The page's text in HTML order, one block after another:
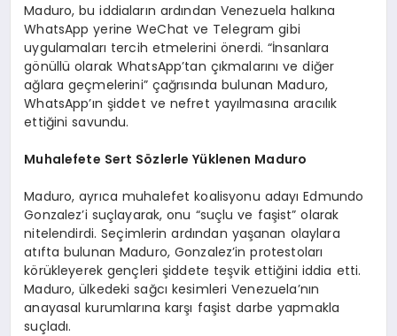
Maduro, bu iddiaların ardından Venezuela halkına
WhatsApp yerine WeChat ve Telegram gibi
uygulamaları tercih etmelerini önerdi. “İnsanlara
gönüllü olarak WhatsApp’tan çıkmalarını ve diğer
ağlara geçmelerini” çağrısında bulunan Maduro,
WhatsApp’ın şiddet ve nefret yayılmasına aracılık
ettiğini savundu.
Muhalefete Sert Sözlerle Yüklenen Maduro
Maduro, ayrıca muhalefet koalisyonu adayı Edmundo
Gonzalez’i suçlayarak, onu “suçlu ve faşist” olarak
nitelendirdi. Seçimlerin ardından yaşanan olaylara
atıfta bulunan Maduro, Gonzalez’in protestoları
körükleyerek gençleri şiddete teşvik ettiğini iddia etti.
Maduro, ülkedeki sağcı kesimleri Venezuela’nın
anayasal kurumlarına karşı faşist darbe yapmakla
suçladı.